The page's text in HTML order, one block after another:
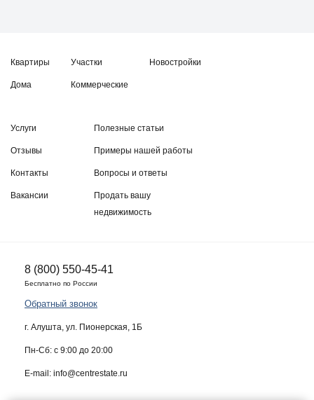
Квартиры
Дома
Участки
Коммерческие
Новостройки
Услуги
Отзывы
Контакты
Вакансии
Полезные статьи
Примеры нашей работы
Вопросы и ответы
Продать вашу
недвижимость
8 (800) 550-45-41
Бесплатно по России
Обратный звонок
г. Алушта, ул. Пионерская, 1Б
Пн-Сб: с 9:00 до 20:00
E-mail: info@centrestate.ru